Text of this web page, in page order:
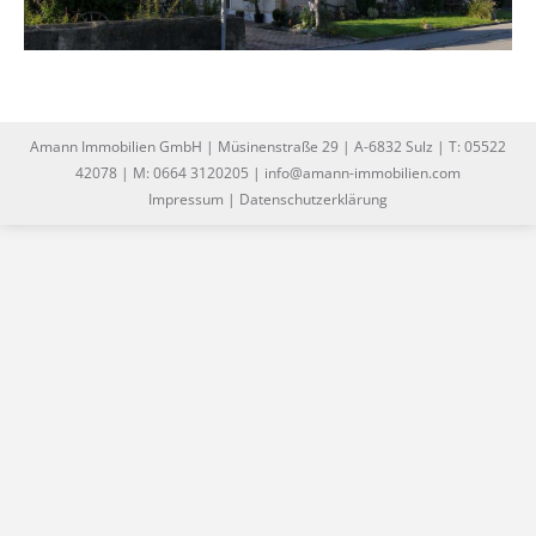
Amann Immobilien GmbH | Müsinenstraße 29 | A-6832 Sulz | T: 05522
42078 | M: 0664 3120205 | info@amann-immobilien.com
Impressum | Datenschutzerklärung